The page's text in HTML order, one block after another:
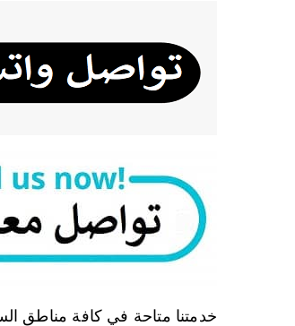
خدمتنا متاحة في كافة